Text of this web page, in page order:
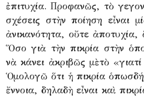
ἐπιτυχία. Προφανῶς, τὸ
σχέσεις στὴν ποίηση εἶναι
ἀνικανότητα, οὔτε ἀποτυχία,
Ὅσο γιὰ τὴν πικρία στὴν
νὰ κάνει ἀκριβῶς μὲ τὸ «γιατί
Ὁμολογῶ ὅτι ἡ πικρία
ἔννοια, δηλαδὴ εἶναι καὶ